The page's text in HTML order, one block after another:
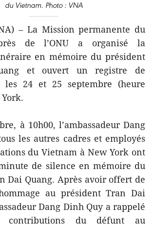
du Vietnam. Photo : VNA
– La Mission permanente du
de l’ONU a organisé la
en mémoire du président
et ouvert un registre de
les 24 et 25 septembre (heure
à 10h00, l’ambassadeur Dang
les autres cadres et employés
du Vietnam à New York ont
de silence en mémoire du
Dai Quang. Après avoir offert de
au président Tran Dai
Dang Dinh Quy a rappelé
contributions du défunt au